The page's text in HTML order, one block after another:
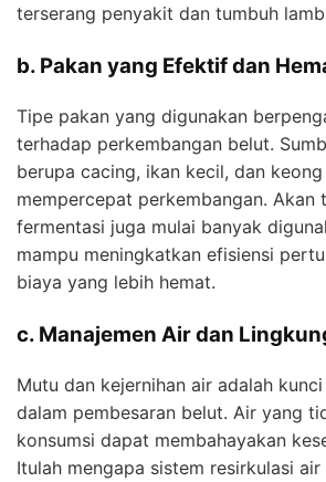
terserang penyakit dan tumbuh
b. Pakan yang Efektif dan
Tipe pakan yang digunakan
terhadap perkembangan belut.
berupa cacing, ikan kecil, dan
mempercepat perkembangan. Akan
fermentasi juga mulai banyak
mampu meningkatkan efisiensi
biaya yang lebih hemat.
c. Manajemen Air dan
Mutu dan kejernihan air adalah
dalam pembesaran belut. Air yang
konsumsi dapat membahayakan
Itulah mengapa sistem resirkulasi